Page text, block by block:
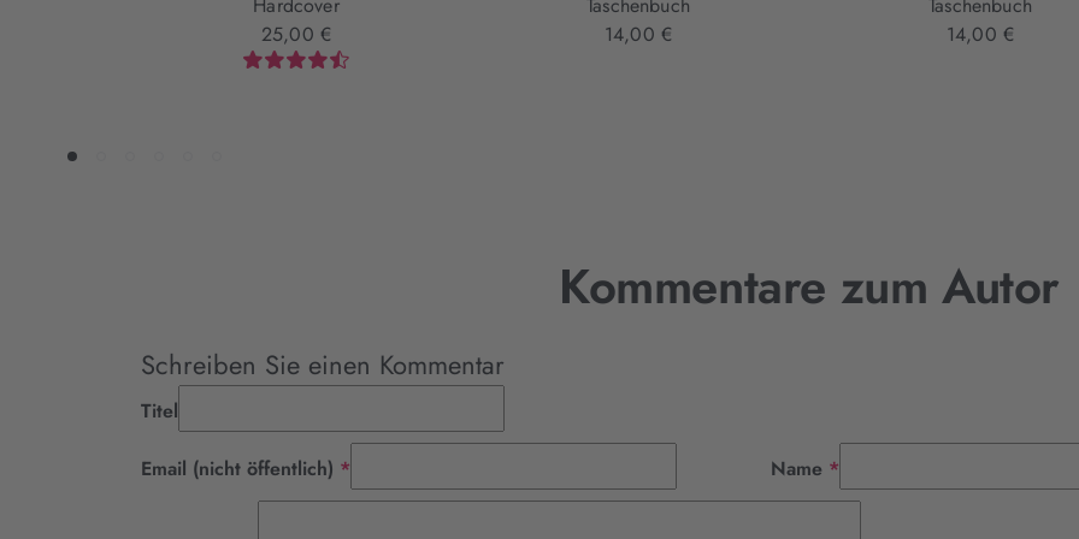
25,00 €
14,00 €
14,00 €
Kommentare zum Autor
Schreiben Sie einen Kommentar
Titel
Email (nicht öffentlich) * Name *Pflichtfeld